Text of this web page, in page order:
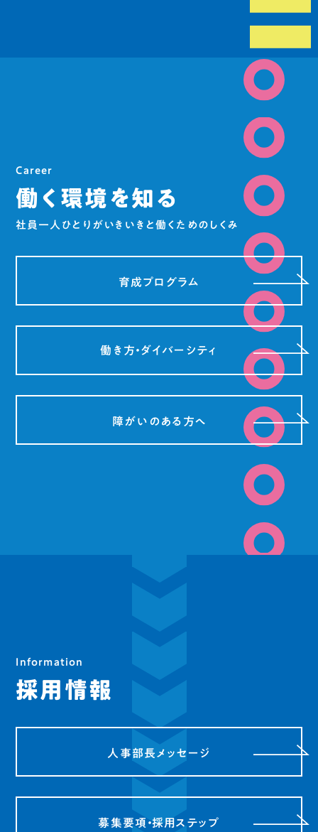
Career
働く環境を知る
社員一人ひとりがいきいきと働くためのしくみ
育成プログラム
働き方・ダイバーシティ
障がいのある方へ
Information
採用情報
人事部長メッセージ
募集要項・採用ステップ